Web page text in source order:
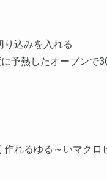
込みを入れる
予熱したオーブンで
れるゆる～いマクロ